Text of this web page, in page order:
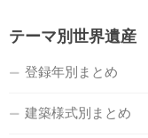
テーマ別世界遺産
登録年別まとめ
建築様式別まとめ